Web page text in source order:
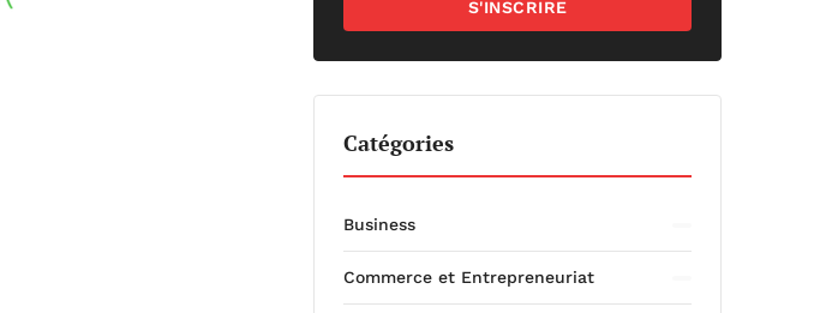
S'INSCRIRE
Catégories
Business
Commerce et Entrepreneuriat